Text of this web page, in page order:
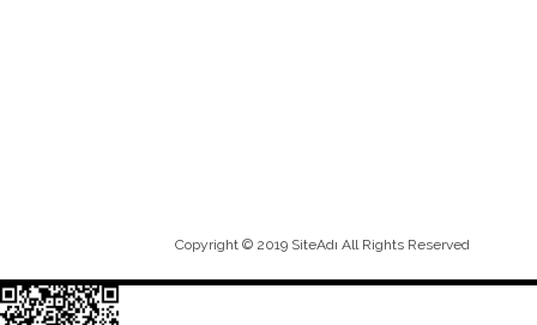
Copyright © 2019 SiteAdı All Rights Reserved